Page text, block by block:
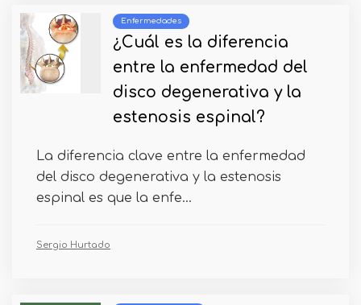
Enfermedades
¿Cuál es la diferencia
entre la enfermedad del
disco degenerativa y la
estenosis espinal?
La diferencia clave entre la enfermedad
del disco degenerativa y la estenosis
espinal es que la enfe...
Sergio Hurtado